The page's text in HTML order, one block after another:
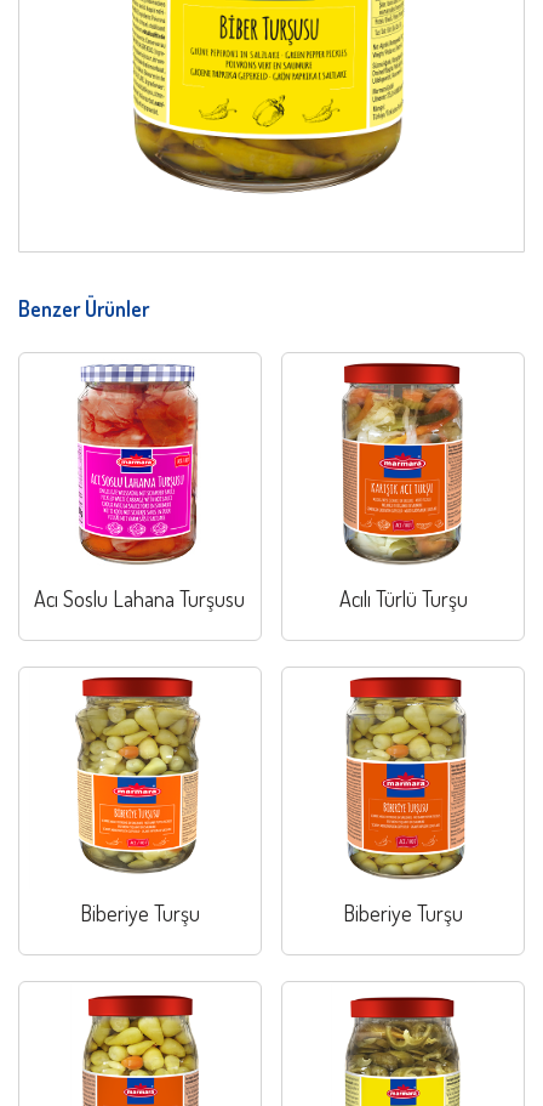
Benzer Ürünler
Acı Soslu Lahana Turşusu Acılı Türlü Turşu
Biberiye Turşu Biberiye Turşu